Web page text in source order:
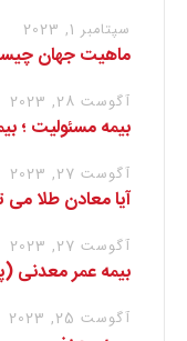
سپتامبر 1, 2023
ماهیت جهان
آگوست 28, 2023
بیمه مسئولیت ؛
آگوست 27, 2023
آیا معادن طلا می
آگوست 27, 2023
بیمه عمر معدنی
آگوست 25, 2023